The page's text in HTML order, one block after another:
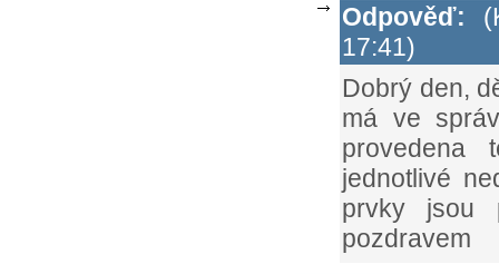
Odpověď:
17:41)
Dobrý den,
má ve
provedena
jednotlivé
prvky jsou
pozdravem